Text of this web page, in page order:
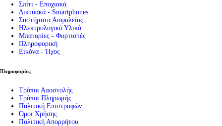
Σπίτι - Εποχιακά
Δικτυακά - Smartphones
Συστήματα Ασφαλείας
Ηλεκτρολογικό Υλικό
Μπαταρίες - Φορτιστές
Πληροφορική
Εικόνα - Ήχος
Τρόποι Αποστολής
Τρόποι Πληρωμής
Πολιτική Επιστροφών
Όροι Χρήσης
Πολιτική Απορρήτου